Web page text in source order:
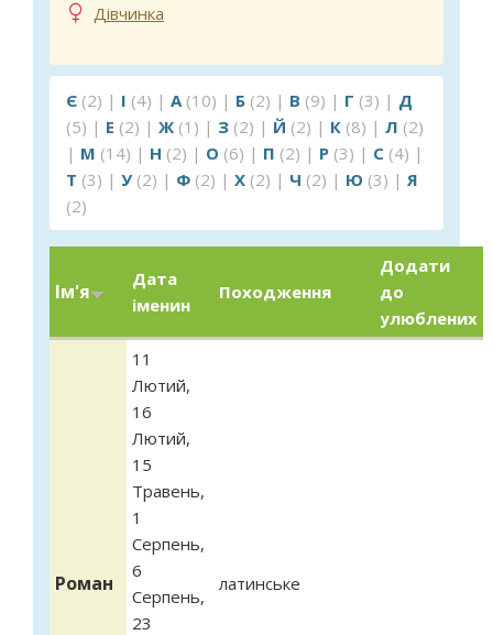
Дівчинка
Є (2) | І (4) | А (10) | Б (2) | В (9) | Г (3) | Д
(5) | Е (2) | Ж (1) | З (2) | Й (2) | К (8) | Л (2)
| М (14) | Н (2) | О (6) | П (2) | Р (3) | С (4) |
Т (3) | У (2) | Ф (2) | Х (2) | Ч (2) | Ю (3) | Я
(2)
Ім'я
Дата
іменин
Походження
Додати
до
улюблених
Роман
11
Лютий,
16
Лютий,
15
Травень,
1
Серпень,
6
Серпень,
23
латинське